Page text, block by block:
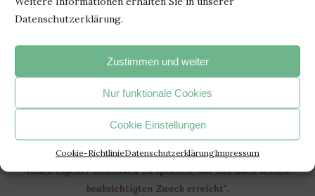
Datenschutzerklärung.
Zustimmen und weiter
Nur funktionale Cookies
Cookie Einstellungen
Cookie-RichtlinieDatenschutzerklärungImpressum
7. Juli 2026
"Jedesmal, wenn du ein Buch fortgelegt hast und beginnst, den
Faden eigener Gedanken zu spinnen, hat das Buch seinen
beabsichtigten Zweck erreicht".